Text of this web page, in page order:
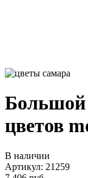
Большой
цветов
В наличии
Артикул: 21259